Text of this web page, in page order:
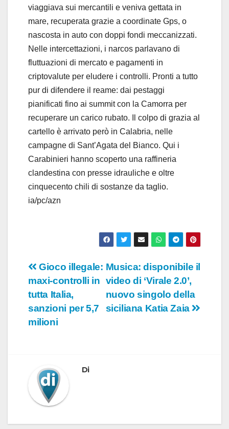
viaggiava sui mercantili e veniva gettata in
mare, recuperata grazie a coordinate Gps, o
nascosta in auto con doppi fondi meccanizzati.
Nelle intercettazioni, i narcos parlavano di
fluttuazioni di mercato e pagamenti in
criptovalute per eludere i controlli. Pronti a tutto
pur di difendere il reame: dai pestaggi
pianificati fino ai summit con la Camorra per
recuperare un carico rubato. Il colpo di grazia al
cartello è arrivato però in Calabria, nelle
campagne di Sant’Agata del Bianco. Qui i
Carabinieri hanno scoperto una raffineria
clandestina con presse idrauliche e oltre
cinquecento chili di sostanze da taglio.
ia/pc/azn
Navigazione
articoli
Musica: disponibile il
video di ‘Virale 2.0’,
nuovo singolo della
siciliana Katia Zaia
Gioco illegale:
maxi-controlli in
tutta Italia,
sanzioni per 5,7
milioni
Di